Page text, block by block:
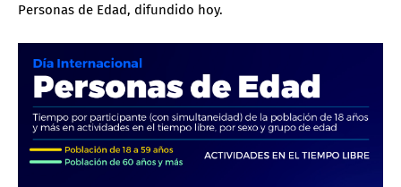
Personas de Edad, difundido hoy.